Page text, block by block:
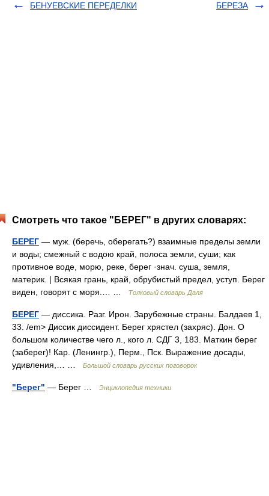
БЕНУЕВСКИЕ ПЕРЕДЕЛКИ БЕРЕЗА
Смотреть что такое "БЕРЕГ" в других словарях:
БЕРЕГ — муж. (беречь, оберегать?) взаимные пределы земли
и воды; смежный с водою край, полоса земли, суши; как
противное воде, морю, реке, берег ·знач. суша, земля,
материк. | Всякая грань, край, обрубистый предел, уступ. Берег
виден, говорят с моря.… …
Толковый словарь Даля
БЕРЕГ — диссика. Разг. Ирон. Зарубежные страны. Балдаев 1,
33. /em> Диссик диссидент. Берег хрястел (захряс). Дон. О
большом количестве чего л., кого л. СДГ 3, 183. Маткин берег
(заберег)! Кар. (Ленингр.), Перм., Пск. Выражение досады,
удивления,… …
Большой словарь русских поговорок
"Берег" — Берег … Энциклопедия техники